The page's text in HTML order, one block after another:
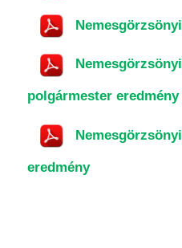
polgármester eredmény
eredmény